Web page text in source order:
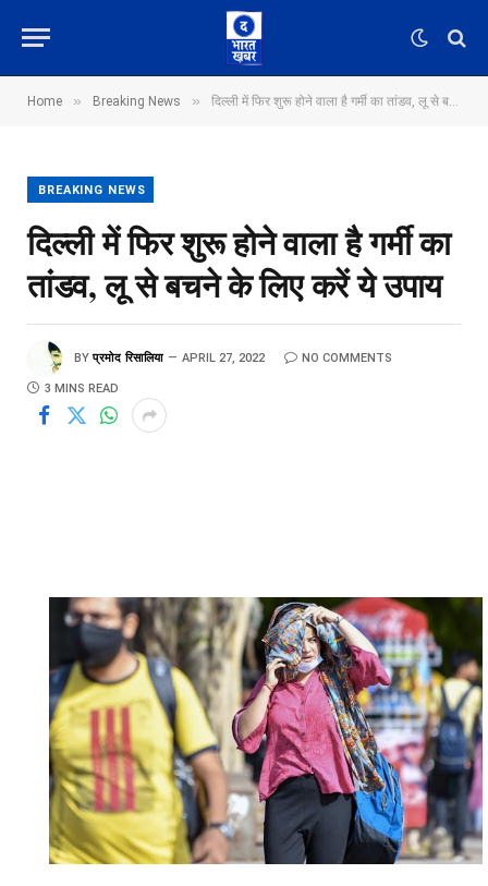
Home » Breaking News » दिल्ली में फिर शुरू होने वाला है गर्मी का तांडव, लू से बचने के लिए करें ये उपाय
BREAKING NEWS
दिल्ली में फिर शुरू होने वाला है गर्मी का
तांडव, लू से बचने के लिए करें ये उपाय
BY प्रमोद रिसालिया APRIL 27, 2022 NO COMMENTS
3 MINS READ